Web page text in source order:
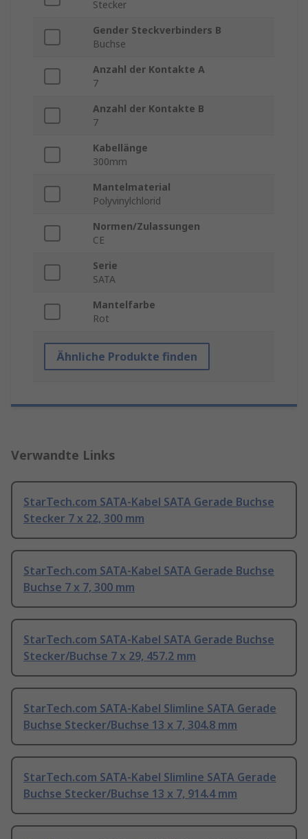
Stecker
Gender Steckverbinders B
Buchse
Anzahl der Kontakte A
7
Anzahl der Kontakte B
7
Kabellänge
300mm
Mantelmaterial
Polyvinylchlorid
Normen/Zulassungen
CE
Serie
SATA
Mantelfarbe
Rot
Ähnliche Produkte finden
Verwandte Links
StarTech.com SATA-Kabel SATA Gerade Buchse
Stecker 7 x 22, 300 mm
StarTech.com SATA-Kabel SATA Gerade Buchse
Buchse 7 x 7, 300 mm
StarTech.com SATA-Kabel SATA Gerade Buchse
Stecker/Buchse 7 x 29, 457.2 mm
StarTech.com SATA-Kabel Slimline SATA Gerade
Buchse Stecker/Buchse 13 x 7, 304.8 mm
StarTech.com SATA-Kabel Slimline SATA Gerade
Buchse Stecker/Buchse 13 x 7, 914.4 mm